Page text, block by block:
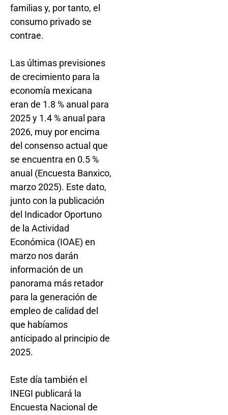
familias y, por tanto, el
consumo privado se
contrae.
Las últimas previsiones
de crecimiento para la
economía mexicana
eran de 1.8 % anual para
2025 y 1.4 % anual para
2026, muy por encima
del consenso actual que
se encuentra en 0.5 %
anual (Encuesta Banxico,
marzo 2025). Este dato,
junto con la publicación
del Indicador Oportuno
de la Actividad
Económica (IOAE) en
marzo nos darán
información de un
panorama más retador
para la generación de
empleo de calidad del
que habíamos
anticipado al principio de
2025.
Este día también el
INEGI publicará la
Encuesta Nacional de